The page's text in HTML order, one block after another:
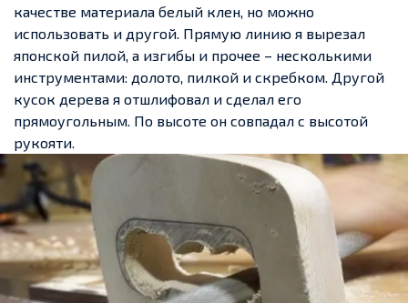
качестве материала белый клен, но можно
использовать и другой. Прямую линию я вырезал
японской пилой, а изгибы и прочее – несколькими
инструментами: долото, пилкой и скребком. Другой
кусок дерева я отшлифовал и сделал его
прямоугольным. По высоте он совпадал с высотой
рукояти.